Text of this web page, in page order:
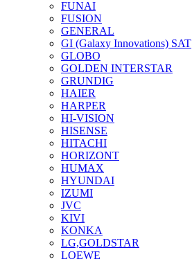
FUNAI
FUSION
GENERAL
GI (Galaxy Innovations) SAT
GLOBO
GOLDEN INTERSTAR
GRUNDIG
HAIER
HARPER
HI-VISION
HISENSE
HITACHI
HORIZONT
HUMAX
HYUNDAI
IZUMI
JVC
KIVI
KONKA
LG,GOLDSTAR
LOEWE